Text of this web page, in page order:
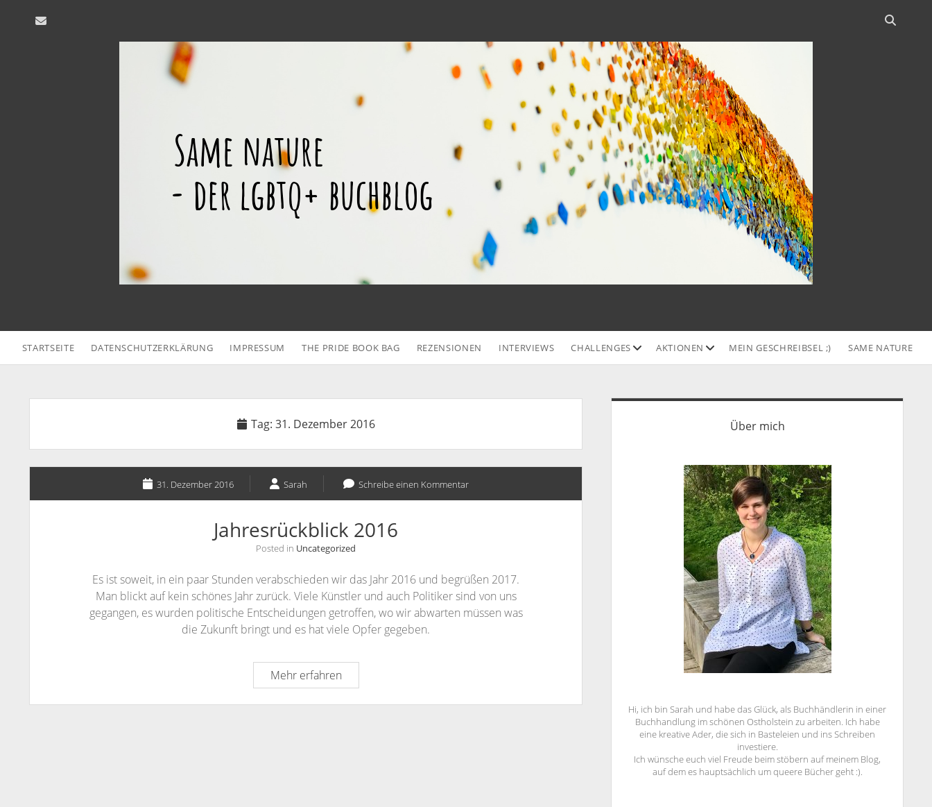
email
Open
same
nature
STARTSEITE DATENSCHUTZERKLÄRUNG IMPRESSUM THE PRIDE BOOK BAG REZENSIONEN INTERVIEWS CHALLENGES OffeneAKTIONEN OffeneMEIN GESCHREIBSEL ;) SAME NATURE
Tag: 31. Dezember 2016
31. Dezember 2016 Sarah Schreibe einen Kommentar
Jahresrückblick 2016
Posted in Uncategorized
Es ist soweit, in ein paar Stunden verabschieden wir das Jahr 2016 und begrüßen 2017.
Man blickt auf kein schönes Jahr zurück. Viele Künstler und auch Politiker sind von uns
gegangen, es wurden politische Entscheidungen getroffen, wo wir abwarten müssen was
die Zukunft bringt und es hat viele Opfer gegeben.
Mehr erfahrenJahresrückblick
2016
Sidebar
Über mich
Hi, ich bin Sarah und habe das Glück, als Buchhändlerin in einer
Buchhandlung im schönen Ostholstein zu arbeiten. Ich habe
eine kreative Ader, die sich in Basteleien und ins Schreiben
investiere.
Ich wünsche euch viel Freude beim stöbern auf meinem Blog,
auf dem es hauptsächlich um queere Bücher geht :).